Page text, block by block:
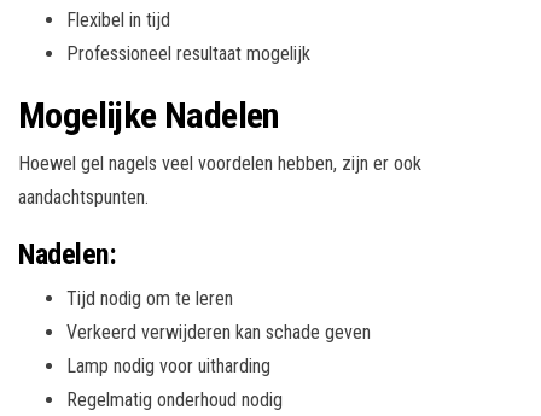
Flexibel in tijd
Professioneel resultaat mogelijk
Mogelijke Nadelen
Hoewel gel nagels veel voordelen hebben, zijn er ook
aandachtspunten.
Nadelen:
Tijd nodig om te leren
Verkeerd verwijderen kan schade geven
Lamp nodig voor uitharding
Regelmatig onderhoud nodig